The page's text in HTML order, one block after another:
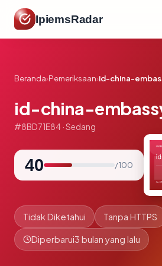
IpiemsRadar
Beranda›Pemeriksaan›id-china-
id-china-
#8BD71E84 · Sedang
40 / 100
Tidak Diketahui Tanpa HTTPS
Diperbarui3 bulan yang lalu